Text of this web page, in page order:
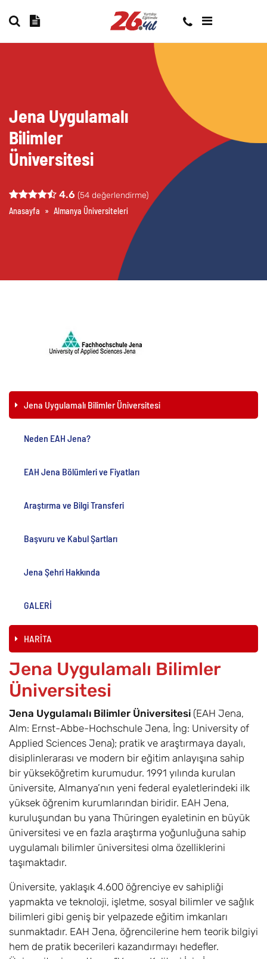
Jena Uygulamalı
Bilimler
Üniversitesi
4.6 (54 değerlendirme)
Anasayfa » Almanya Üniversiteleri Jena Uygulamalı Bilimler Üniversitesi
Jena Uygulamalı Bilimler Üniversitesi
Neden EAH Jena?
EAH Jena Bölümleri ve Fiyatları
Araştırma ve Bilgi Transferi
Başvuru ve Kabul Şartları
Jena Şehri Hakkında
GALERİ
HARİTA
Jena Uygulamalı Bilimler
Üniversitesi
Jena Uygulamalı Bilimler Üniversitesi (EAH Jena,
Alm: Ernst-Abbe-Hochschule Jena, İng: University of
Applied Sciences Jena); pratik ve araştırmaya dayalı,
disiplinlerarası ve modern bir eğitim anlayışına sahip
bir yükseköğretim kurumudur. 1991 yılında kurulan
üniversite, Almanya’nın yeni federal eyaletlerindeki ilk
yüksek öğrenim kurumlarından biridir. EAH Jena,
kuruluşundan bu yana Thüringen eyaletinin en büyük
üniversitesi ve en fazla araştırma yoğunluğuna sahip
uygulamalı bilimler üniversitesi olma özelliklerini
taşımaktadır.
Üniversite, yaklaşık 4.600 öğrenciye ev sahipliği
yapmakta ve teknoloji, işletme, sosyal bilimler ve sağlık
bilimleri gibi geniş bir yelpazede eğitim imkanları
sunmaktadır. EAH Jena, öğrencilerine hem teorik bilgiyi
hem de pratik becerileri kazandırmayı hedefler.